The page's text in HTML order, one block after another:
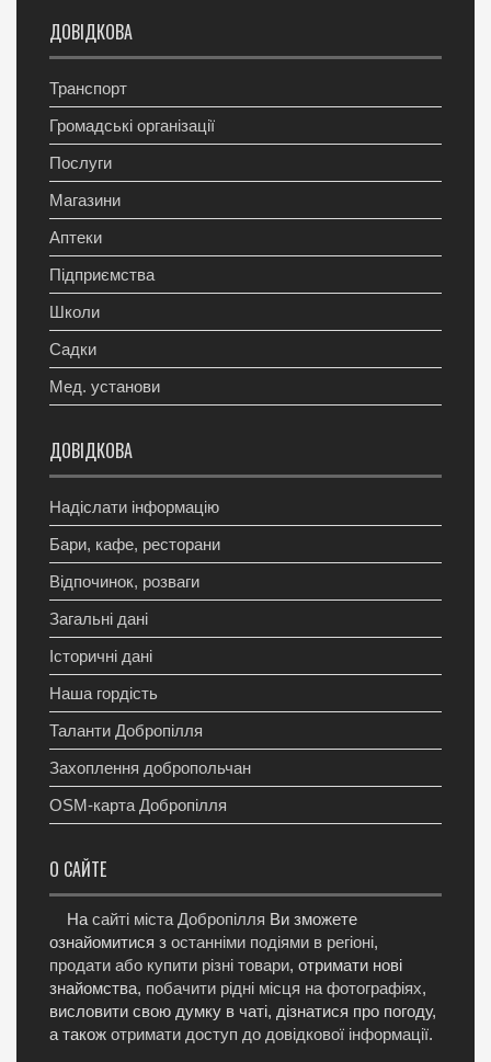
ДОВІДКОВА
Транспорт
Громадські організації
Послуги
Магазини
Аптеки
Підприємства
Школи
Садки
Мед. установи
ДОВІДКОВА
Надіслати інформацію
Бари, кафе, ресторани
Відпочинок, розваги
Загальні дані
Історичні дані
Наша гордість
Таланти Добропілля
Захоплення добропольчан
OSM-карта Добропілля
О САЙТЕ
На сайті міста Добропілля Ви зможете
ознайомитися з останніми подіями в регіоні,
продати або купити різні товари, отримати нові
знайомства, побачити рідні місця на фотографіях,
висловити свою думку в чаті, дізнатися про погоду,
а також отримати доступ до довідкової інформації.